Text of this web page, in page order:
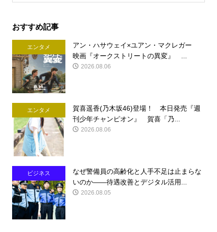
おすすめ記事
エンタメ
アン・ハサウェイ×ユアン・マクレガー
映画『オークストリートの異変』 ...
2026.08.06
エンタメ
賀喜遥香(乃木坂46)登場！ 本日発売『週
刊少年チャンピオン』 賀喜「乃...
2026.08.06
ビジネス
なぜ警備員の高齢化と人手不足は止まらな
いのか――待遇改善とデジタル活用...
2026.08.05